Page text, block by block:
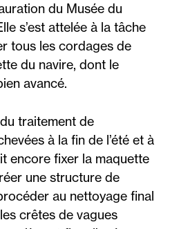
du Musée du
s’est attelée à la tâche
tous les cordages de
du navire, dont le
avancé.
traitement de
à la fin de l’été et à
encore fixer la maquette
une structure de
au nettoyage final
crêtes de vagues